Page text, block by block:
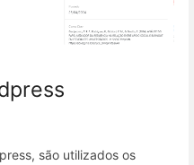
são utilizados os